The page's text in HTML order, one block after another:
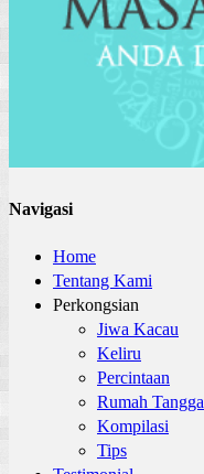
Navigasi
Home
Tentang Kami
Perkongsian
Jiwa Kacau
Keliru
Percintaan
Rumah Tangga
Kompilasi
Tips